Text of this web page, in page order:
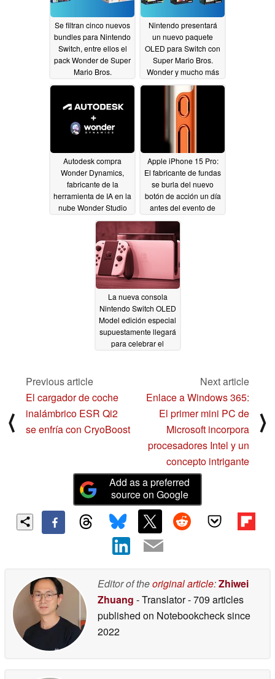
Se filtran cinco nuevos
bundles para Nintendo
Switch, entre ellos el
pack Wonder de Super
Mario Bros.
previamente cubierto
Nintendo presentará
un nuevo paquete
OLED para Switch con
Super Mario Bros.
Wonder y mucho más
09/07/2024
Autodesk compra
Wonder Dynamics,
fabricante de la
herramienta de IA en la
nube Wonder Studio
para insertar
automáticamente
personajes CG en
secuencias reales
06/08/2024
Apple iPhone 15 Pro:
El fabricante de fundas
se burla del nuevo
botón de acción un día
antes del evento de
lanzamiento de
La nueva consola
Nintendo Switch OLED
Model edición especial
supuestamente llegará
para celebrar el
⟨
Previous article
El cargador de coche
inalámbrico ESR Qi2
se enfría con CryoBoost
Next article
Enlace a Windows 365:
El primer mini PC de
Microsoft incorpora
procesadores Intel y un
concepto intrigante
⟩
Add as a preferred
source on Google
Editor of theoriginal article:Zhiwei
Zhuang - Translator- 709 articles
published on Notebookchecksince
2022